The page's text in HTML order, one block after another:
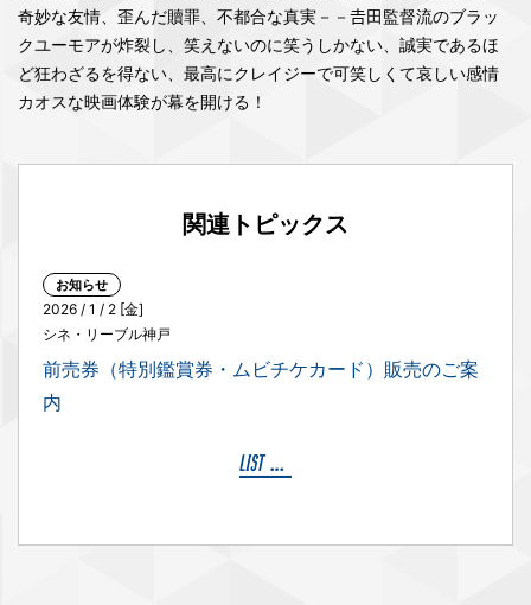
奇妙な友情、歪んだ贖罪、不都合な真実－－𠮷田監督流のブラッ
クユーモアが炸裂し、笑えないのに笑うしかない、誠実であるほ
ど狂わざるを得ない、最高にクレイジーで可笑しくて哀しい感情
カオスな映画体験が幕を開ける！
関連トピックス
お知らせ
2026 / 1 / 2 [金]
シネ・リーブル神戸
前売券（特別鑑賞券・ムビチケカード）販売のご案
内